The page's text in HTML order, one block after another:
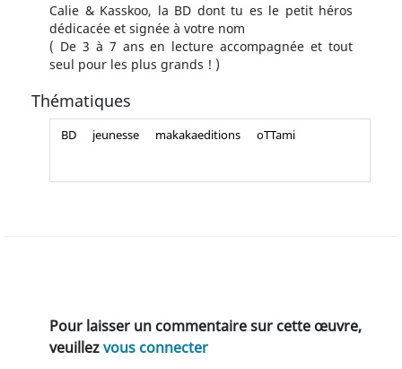
Calie & Kasskoo, la BD dont tu es le petit héros
dédicacée et signée à votre nom
( De 3 à 7 ans en lecture accompagnée et tout
seul pour les plus grands ! )
Thématiques
BD jeunesse makakaeditions oTTami
Pour laisser un commentaire sur cette œuvre,
veuillezvous connecter